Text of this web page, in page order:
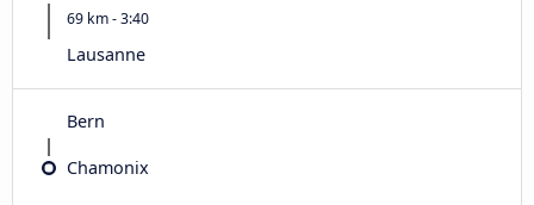
69 km - 3:40
Lausanne
Bern
Chamonix